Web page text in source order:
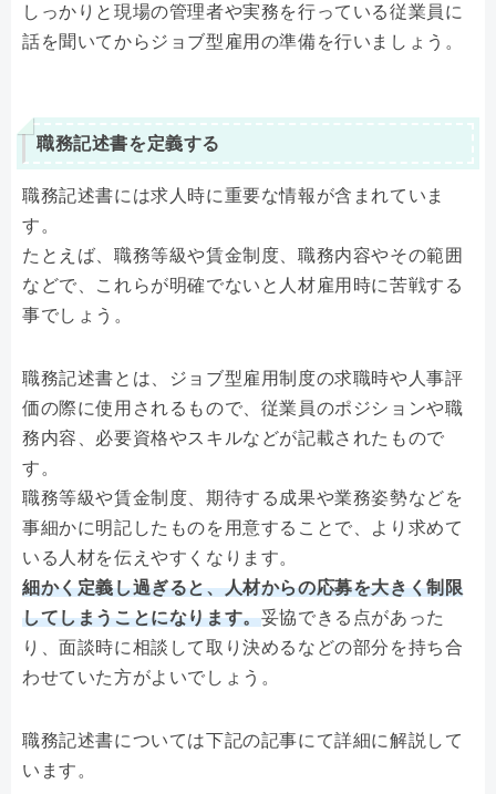
しっかりと現場の管理者や実務を行っている従業員に
話を聞いてからジョブ型雇用の準備を行いましょう。
職務記述書を定義する
職務記述書には求人時に重要な情報が含まれていま
す。
たとえば、職務等級や賃金制度、職務内容やその範囲
などで、これらが明確でないと人材雇用時に苦戦する
事でしょう。
職務記述書とは、ジョブ型雇用制度の求職時や人事評
価の際に使用されるもので、従業員のポジションや職
務内容、必要資格やスキルなどが記載されたもので
す。
職務等級や賃金制度、期待する成果や業務姿勢などを
事細かに明記したものを用意することで、より求めて
いる人材を伝えやすくなります。
細かく定義し過ぎると、人材からの応募を大きく制限
してしまうことになります。妥協できる点があった
り、面談時に相談して取り決めるなどの部分を持ち合
わせていた方がよいでしょう。
職務記述書については下記の記事にて詳細に解説して
います。